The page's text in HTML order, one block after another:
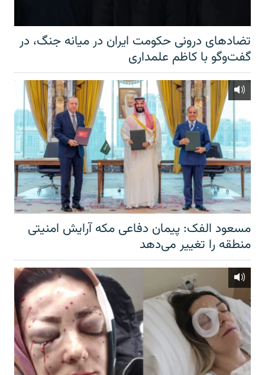
تضادهای درونی حکومت ایران در میانه جنگ، در
گفت‌‌وگو با کاظم علمداری
مسعود الفک: پیمان دفاعی مکه آرایش امنیتی
منطقه را تغییر می‌دهد